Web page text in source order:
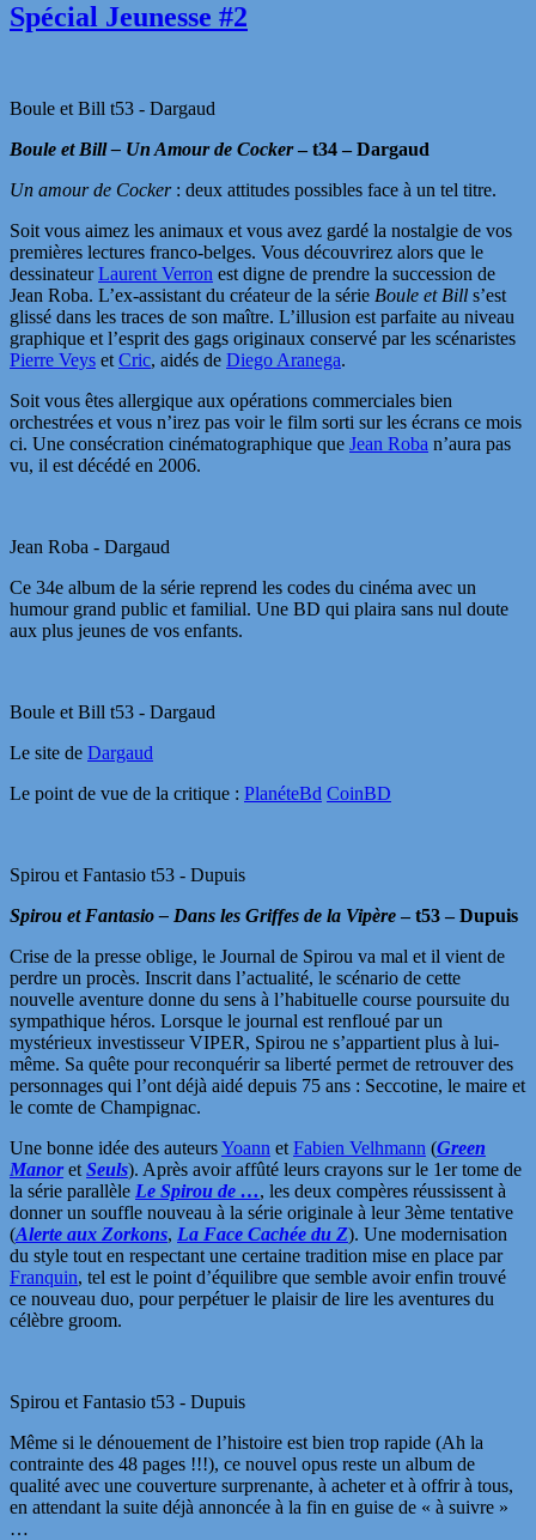
Spécial Jeunesse #2
Boule et Bill t53 - Dargaud
Boule et Bill – Un Amour de Cocker– t34 – Dargaud
Un amour de Cocker: deux attitudes possibles face à un tel titre.
Soit vous aimez les animaux et vous avez gardé la nostalgie de vos
premières lectures franco-belges. Vous découvrirez alors que le
dessinateurLaurent Verron est digne de prendre la succession de
Jean Roba. L’ex-assistant du créateur de la série Boule et Bill s’est
glissé dans les traces de son maître. L’illusion est parfaite au niveau
graphique et l’esprit des gags originaux conservé par les scénaristes
Pierre Veys et Cric, aidés de Diego Aranega.
Soit vous êtes allergique aux opérations commerciales bien
orchestrées et vous n’irez pas voir le film sorti sur les écrans ce mois
ci. Une consécration cinématographique que Jean Roba n’aura pas
vu, il est décédé en 2006.
Jean Roba - Dargaud
Ce 34e album de la série reprend les codes du cinéma avec un
humour grand public et familial. Une BD qui plaira sans nul doute
aux plus jeunes de vos enfants.
Boule et Bill t53 - Dargaud
Le site de Dargaud
Le point de vue de la critique : PlanéteBd CoinBD
Spirou et Fantasio t53 - Dupuis
Spirou et Fantasio – Dans les Griffes de la Vipère– t53 – Dupuis
Crise de la presse oblige, le Journal de Spirou va mal et il vient de
perdre un procès. Inscrit dans l’actualité, le scénario de cette
nouvelle aventure donne du sens à l’habituelle course poursuite du
sympathique héros. Lorsque le journal est renfloué par un
mystérieux investisseur VIPER, Spirou ne s’appartient plus à lui-
même. Sa quête pour reconquérir sa liberté permet de retrouver des
personnages qui l’ont déjà aidé depuis 75 ans : Seccotine, le maire et
le comte de Champignac.
Une bonne idée des auteursYoann et Fabien Velhmann (Green
Manoret Seuls). Après avoir affûté leurs crayons sur le 1er tome de
la série parallèle Le Spirou de …, les deux compères réussissent à
donner un souffle nouveau à la série originale à leur 3ème tentative
(Alerte aux Zorkons, La Face Cachée du Z). Une modernisation
du style tout en respectant une certaine tradition mise en place par
Franquin, tel est le point d’équilibre que semble avoir enfin trouvé
ce nouveau duo, pour perpétuer le plaisir de lire les aventures du
célèbre groom.
Spirou et Fantasio t53 - Dupuis
Même si le dénouement de l’histoire est bien trop rapide (Ah la
contrainte des 48 pages !!!), ce nouvel opus reste un album de
qualité avec une couverture surprenante, à acheter et à offrir à tous,
en attendant la suite déjà annoncée à la fin en guise de « à suivre »
…